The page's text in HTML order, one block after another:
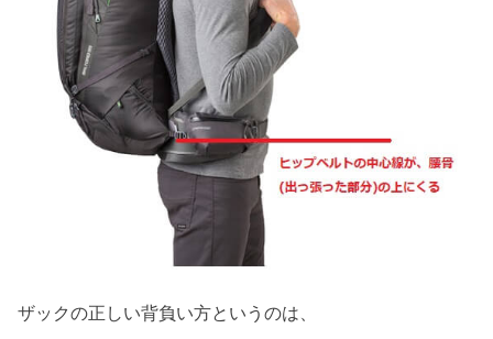
ザックの正しい背負い方というのは、